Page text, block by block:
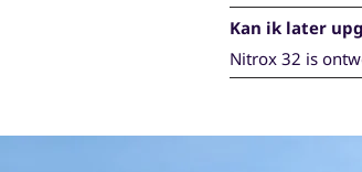
- Direct
- Je kostbare
duikresorts,
Kan ik later
Nitrox 32 is
online worden
SSI staat Nitrox
theoretische